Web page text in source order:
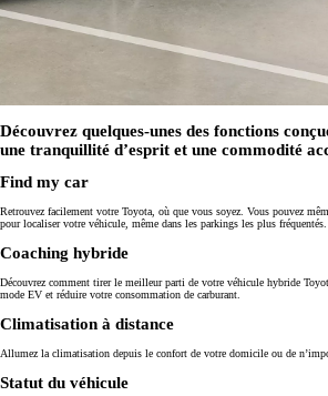
Découvrez quelques-unes des fonctions
une tranquillité d’esprit et une commodité
Find my car
Retrouvez facilement votre Toyota, où que vous soyez. Vous pouvez
pour localiser votre véhicule, même dans les parkings les plus fréquentés.
Coaching hybride
Découvrez comment tirer le meilleur parti de votre véhicule hybride
mode EV et réduire votre consommation de carburant.
Climatisation à distance
Allumez la climatisation depuis le confort de votre domicile ou de
Statut du véhicule